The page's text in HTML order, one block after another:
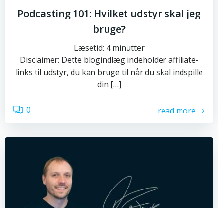
Podcasting 101: Hvilket udstyr skal jeg
bruge?
Læsetid: 4 minutter
Disclaimer: Dette blogindlæg indeholder affiliate-
links til udstyr, du kan bruge til når du skal indspille
din […]
0 read more